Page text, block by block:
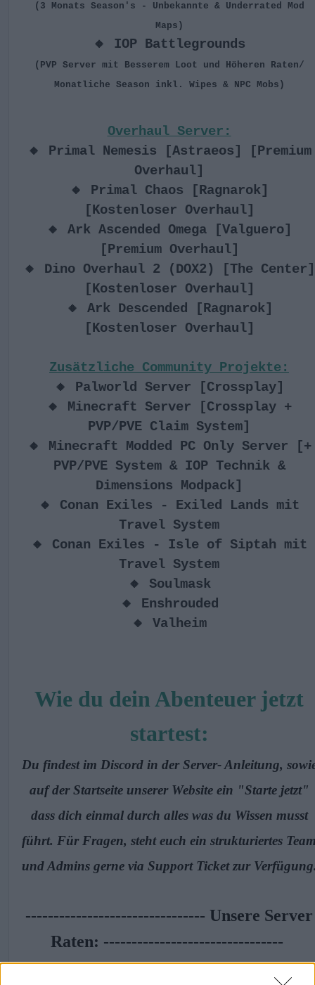
(3 Monats Season's - Unbekannte & Underrated Mod
Maps)
🔸 IOP Battlegrounds
(PVP Server mit Besserem Loot und Höheren Raten/
Monatliche Season inkl. Wipes & NPC Mobs)
Overhaul Server:
🔸 Primal Nemesis [Astraeos] [Premium
Overhaul]
🔸 Primal Chaos [Ragnarok]
[Kostenloser Overhaul]
🔸 Ark Ascended Omega [Valguero]
[Premium Overhaul]
🔸 Dino Overhaul 2 (DOX2) [The Center]
[Kostenloser Overhaul]
🔸 Ark Descended [Ragnarok]
[Kostenloser Overhaul]
Zusätzliche Community Projekte:
🔸 Palworld Server [Crossplay]
🔸 Minecraft Server [Crossplay +
PVP/PVE Claim System]
🔸 Minecraft Modded PC Only Server [+
PVP/PVE System & IOP Technik &
Dimensions Modpack]
🔸 Conan Exiles - Exiled Lands mit
Travel System
🔸 Conan Exiles - Isle of Siptah mit
Travel System
🔸 Soulmask
🔸 Enshrouded
🔸 Valheim
Wie du dein Abenteuer jetzt
startest:
Du findest im Discord in der Server- Anleitung,
auf der Startseite unserer Website ein "Starte jetzt"
dass dich einmal durch alles was du Wissen musst
führt. Für Fragen, steht euch ein strukturiertes
und Admins gerne via Support Ticket zur
-------------------------------- Unsere Server
Raten: --------------------------------